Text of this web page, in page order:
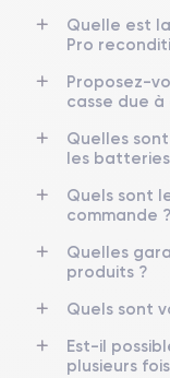
Dimensions
146.7×71.5×7.4 mm
Écran
OLED 6.1 pouces
Nom de la puce
Puce A14 Bionic
GPU 4 cœurs
Caméra
Quelle est
Pro
Proposez-
casse due
Quelles
les
Quels sont
commande ?
Quelles
produits ?
Quels sont
Est-il
plusieurs